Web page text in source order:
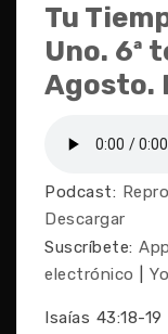
Tu
Uno. 6ª
Agosto.
Podcast:
Descargar
Suscríbete:
electrónico
Isaías 43:18-